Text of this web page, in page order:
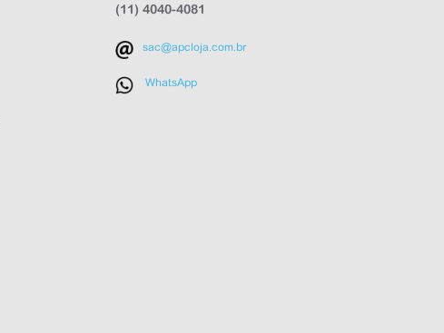
(11) 4040-4081
sac@apcloja.com.br
WhatsApp